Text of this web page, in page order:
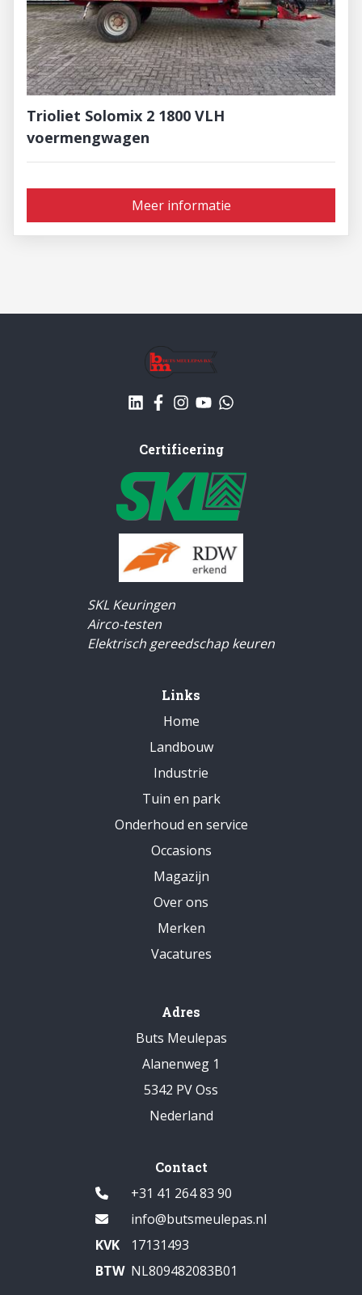
Trioliet Solomix 2 1800 VLH
voermengwagen
Meer informatie
Certificering
SKL Keuringen
Airco-testen
Elektrisch gereedschap keuren
Links
Home
Landbouw
Industrie
Tuin en park
Onderhoud en service
Occasions
Magazijn
Over ons
Merken
Vacatures
Adres
Buts Meulepas
Alanenweg 1
5342 PV Oss
Nederland
Contact
+31 41 264 83 90
info@butsmeulepas.nl
KVK
17131493
BTW NL809482083B01